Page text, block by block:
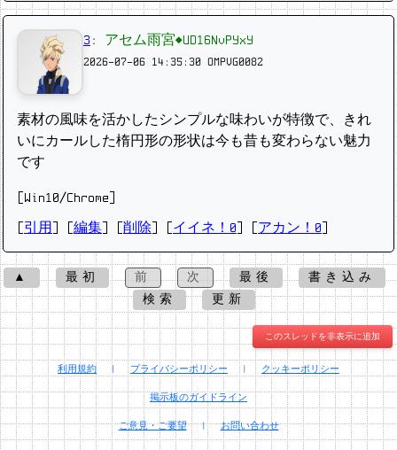
3 : アセム雨宮◆UD16NvPYxY
2026-07-06 14:35:30 OMPVG0082
素材の風味を活かしたシンプルな味わいが特徴で、きれ
いにカールした楕円形の形状は今も昔も変わらない魅力
です
[Win10/Chrome]
引用 編集 削除 イイネ！0 アカン！0
▲ 最初 前 次 最後
書き込み
検索
更新
このスレッドを非表示に追加
利用規約 | プライバシーポリシー | クッキーポリシー
掲示板のガイドライン
ご意見・ご要望 | お問い合わせ